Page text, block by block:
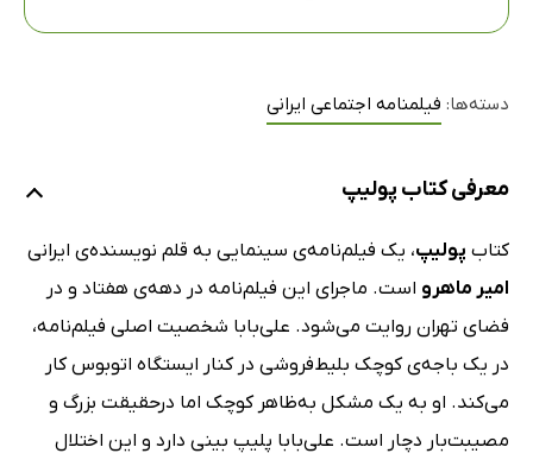
دسته‌ها: فیلمنامه اجتماعی ایرانی
معرفی کتاب پولیپ
کتاب پولیپ، یک فیلم‌نامه‌ی سینمایی به قلم نویسنده‌ی ایرانی
امیر ماهرو است. ماجرای این فیلم‌نامه در دهه‌ی هفتاد و در
فضای تهران روایت می‌شود. علی‌بابا شخصیت اصلی فیلم‌نامه،
در یک باجه‌ی کوچک بلیط‌فروشی در کنار ایستگاه اتوبوس کار
می‌کند. او به یک مشکل به‌ظاهر کوچک اما درحقیقت بزرگ و
مصیبت‌بار دچار است. علی‌بابا پلیپ بینی دارد و این اختلال